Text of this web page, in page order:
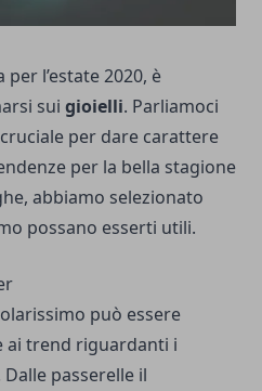
l’estate 2020, è
sui gioielli. Parliamoci
per dare carattere
per la bella stagione
abbiamo selezionato
possano esserti utili.
può essere
trend riguardanti i
Dalle passerelle il